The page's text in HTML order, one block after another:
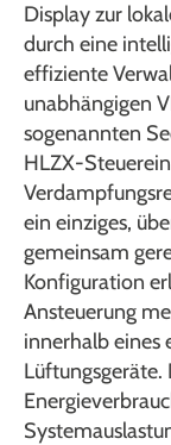
Display zur
durch eine
effiziente
unabhängigen
sogenannten
HLZX-
ein einziges,
gemeinsam
Konfiguration
Ansteuerung
innerhalb eines
Lüftungsgeräte.